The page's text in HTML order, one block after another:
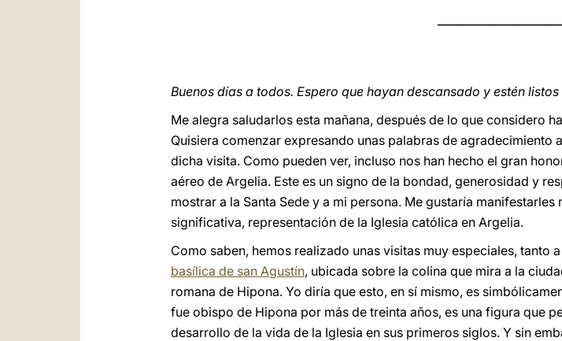
Buenos días a todos. Espero que hayan descansado y estén
Me alegra saludarlos esta mañana, después de lo que considero
Quisiera comenzar expresando unas palabras de
dicha visita. Como pueden ver, incluso nos han hecho el gran
aéreo de Argelia. Este es un signo de la bondad, generosidad y
mostrar a la Santa Sede y a mi persona. Me gustaría
significativa, representación de la Iglesia católica en Argelia.
Como saben, hemos realizado unas visitas muy especiales, tanto
basílica de san Agustín, ubicada sobre la colina que mira a la
romana de Hipona. Yo diría que esto, en sí mismo, es
fue obispo de Hipona por más de treinta años, es una figura que
desarrollo de la vida de la Iglesia en sus primeros siglos. Y sin